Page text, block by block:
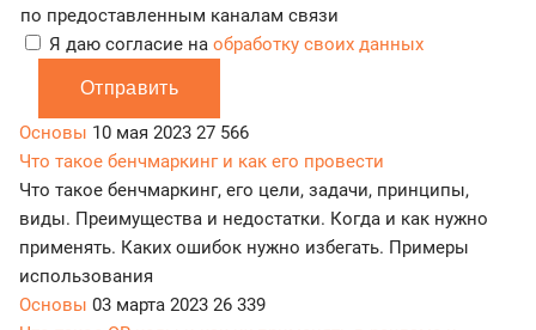
по предоставленным каналам связи
Я даю согласие на обработку своих данных
Отправить
Основы 10 мая 2023 27 566
Что такое бенчмаркинг и как его провести
Что такое бенчмаркинг, его цели, задачи, принципы,
виды. Преимущества и недостатки. Когда и как нужно
применять. Каких ошибок нужно избегать. Примеры
использования
Основы 03 марта 2023 26 339